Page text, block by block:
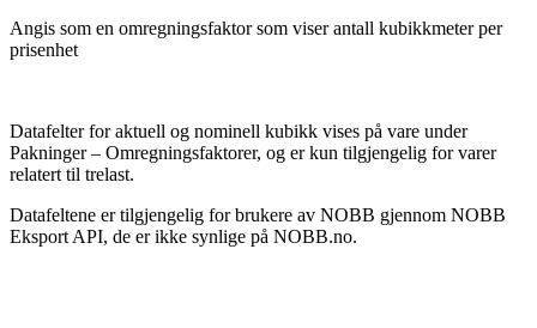
Angis som en omregningsfaktor som viser antall kubikkmeter per
prisenhet
Datafelter for aktuell og nominell kubikk vises på vare under
Pakninger – Omregningsfaktorer, og er kun tilgjengelig for varer
relatert til trelast.
Datafeltene er tilgjengelig for brukere av NOBB gjennom NOBB
Eksport API, de er ikke synlige på NOBB.no.